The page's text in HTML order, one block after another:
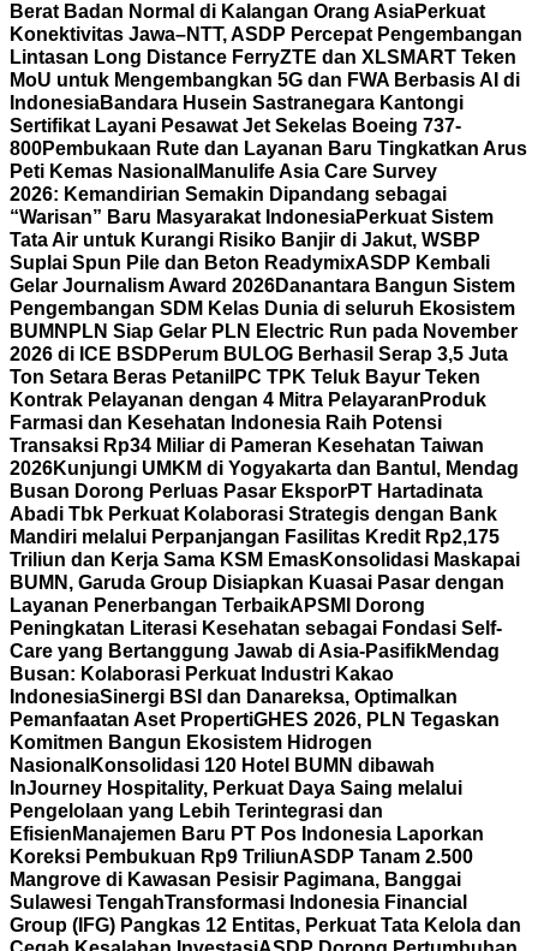
Berat Badan Normal di Kalangan Orang AsiaPerkuat
Konektivitas Jawa–NTT, ASDP Percepat Pengembangan
Lintasan Long Distance FerryZTE dan XLSMART Teken
MoU untuk Mengembangkan 5G dan FWA Berbasis AI di
IndonesiaBandara Husein Sastranegara Kantongi
Sertifikat Layani Pesawat Jet Sekelas Boeing 737-
800Pembukaan Rute dan Layanan Baru Tingkatkan Arus
Peti Kemas Nasional Manulife Asia Care Survey
2026: Kemandirian Semakin Dipandang sebagai
“Warisan” Baru Masyarakat IndonesiaPerkuat Sistem
Tata Air untuk Kurangi Risiko Banjir di Jakut, WSBP
Suplai Spun Pile dan Beton ReadymixASDP Kembali
Gelar Journalism Award 2026Danantara Bangun Sistem
Pengembangan SDM Kelas Dunia di seluruh Ekosistem
BUMN PLN Siap Gelar PLN Electric Run pada November
2026 di ICE BSD Perum BULOG Berhasil Serap 3,5 Juta
Ton Setara Beras Petani IPC TPK Teluk Bayur Teken
Kontrak Pelayanan dengan 4 Mitra Pelayaran Produk
Farmasi dan Kesehatan Indonesia Raih Potensi
Transaksi Rp34 Miliar di Pameran Kesehatan Taiwan
2026Kunjungi UMKM di Yogyakarta dan Bantul, Mendag
Busan Dorong Perluas Pasar EksporPT Hartadinata
Abadi Tbk Perkuat Kolaborasi Strategis dengan Bank
Mandiri melalui Perpanjangan Fasilitas Kredit Rp2,175
Triliun dan Kerja Sama KSM EmasKonsolidasi Maskapai
BUMN, Garuda Group Disiapkan Kuasai Pasar dengan
Layanan Penerbangan TerbaikAPSMI Dorong
Peningkatan Literasi Kesehatan sebagai Fondasi Self-
Care yang Bertanggung Jawab di Asia-PasifikMendag
Busan: Kolaborasi Perkuat Industri Kakao
IndonesiaSinergi BSI dan Danareksa, Optimalkan
Pemanfaatan Aset PropertiGHES 2026, PLN Tegaskan
Komitmen Bangun Ekosistem Hidrogen
Nasional Konsolidasi 120 Hotel BUMN dibawah
InJourney Hospitality, Perkuat Daya Saing melalui
Pengelolaan yang Lebih Terintegrasi dan
Efisien Manajemen Baru PT Pos Indonesia Laporkan
Koreksi Pembukuan Rp9 TriliunASDP Tanam 2.500
Mangrove di Kawasan Pesisir Pagimana, Banggai
Sulawesi TengahTransformasi Indonesia Financial
Group (IFG) Pangkas 12 Entitas, Perkuat Tata Kelola dan